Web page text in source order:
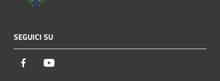
SEGUICI SU
Facebook